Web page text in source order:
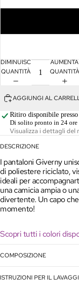
DIMINUISCI
QUANTITÀ
AUMENTA
QUANTITÀ
AGGIUNGI AL
Ritiro disponibile presso
Di solito pronto in 24 ore
Visualizza i dettagli del
DESCRIZIONE
I pantaloni Giverny
di poliestere riciclato,
ideali per
una camicia ampia o
divertente. Un capo
momento!
Scopri tutti i colori
COMPOSIZIONE
ISTRUZIONI PER IL